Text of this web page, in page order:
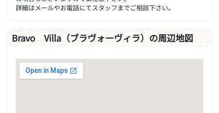
詳細はメールやお電話にてスタッフまでご相談下さい。
Bravo Villa（ブラヴォーヴィラ）の周辺地図